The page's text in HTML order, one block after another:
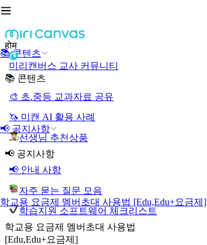
📚 콘텐츠
📢 공지사항
학교용 요금제 멤버초대 사용법 [Edu,Edu+요금제]
होम
미리캔버스 교사 커뮤니티
📚 콘텐츠
🎨 초.중등 교과자료 공유
🦄 미캔 AI 활용 사례
선생님 추천상품
📢 공지사항
📢 안내 사항
자주 묻는 질문 모음
학습지원 소프트웨어 체크리스트
학교용 요금제 멤버초대 사용법
[Edu,Edu+요금제]